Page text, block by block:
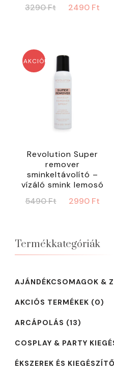
3290Ft
Original
2490 Ft
AKCIÓ!
Revolution Super
remover
sminkeltávolító –
vízáló smink lemosó
5490Ft
Original
2990 Ft
Termékkategóriák
AJÁNDÉKCSOMAGOK &
AKCIÓS TERMÉKEK (0)
ARCÁPOLÁS (13)
COSPLAY & PARTY
ÉKSZEREK ÉS